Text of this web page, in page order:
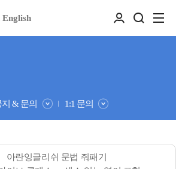
지 & 문의 1:1 문의
아란잉글리쉬 문법 줘패기